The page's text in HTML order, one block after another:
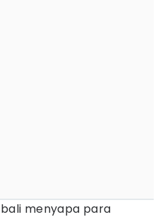
menyapa para